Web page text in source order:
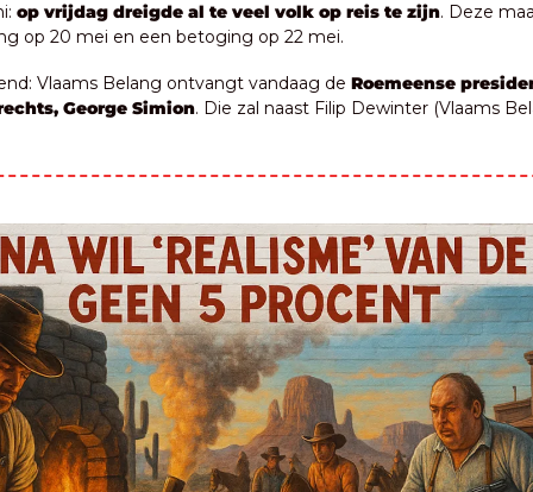
op vrijdag dreigde al te veel volk op reis te zijn. Deze
op 20 mei en een betoging op 22 mei.
Vlaams Belang ontvangt vandaag de Roemeense
George Simion. Die zal naast Filip Dewinter (Vlaams